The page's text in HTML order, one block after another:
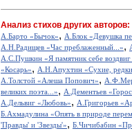
Анализ стихов других авторов:
А.Барто «Бычок», А.Блок «Девушка
А.Н.Радищев «Час преблаженный...»,
А.С.Пушкин «Я памятник себе
«Косарь», А.Н.Апухтин «Сухие,
А.Толстой «Алеша Попович»,
великих поэта...», А.Дементьев
А.Дельвиг «Любовь», А.Григорьев
Б.Ахмадулина «Опять в природе
'Правды' и 'Звезды'», Б.Чичибабин